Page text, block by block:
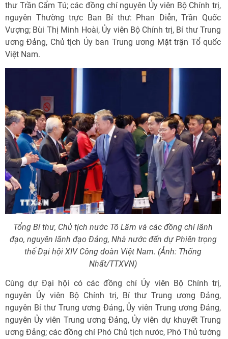
thư Trần Cẩm Tú; các đồng chí nguyên Ủy viên Bộ Chính trị,
nguyên Thường trực Ban Bí thư: Phan Diễn, Trần Quốc
Vượng; Bùi Thị Minh Hoài, Ủy viên Bộ Chính trị, Bí thư Trung
ương Đảng, Chủ tịch Ủy ban Trung ương Mặt trận Tổ quốc
Việt Nam.
Tổng Bí thư, Chủ tịch nước Tô Lâm và các đồng chí lãnh
đạo, nguyên lãnh đạo Đảng, Nhà nước đến dự Phiên trọng
thể Đại hội XIV Công đoàn Việt Nam. (Ảnh: Thống
Nhất/TTXVN)
Cùng dự Đại hội có các đồng chí Ủy viên Bộ Chính trị,
nguyên Ủy viên Bộ Chính trị, Bí thư Trung ương Đảng,
nguyên Bí thư Trung ương Đảng, Ủy viên Trung ương Đảng,
nguyên Ủy viên Trung ương Đảng, Ủy viên dự khuyết Trung
ương Đảng; các đồng chí Phó Chủ tịch nước, Phó Thủ tướng